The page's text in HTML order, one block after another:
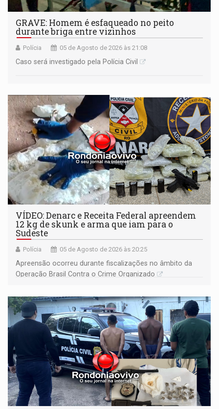
GRAVE: Homem é esfaqueado no peito
durante briga entre vizinhos
Polícia 05 de Agosto de 2026 às 21:08
Caso será investigado pela Polícia Civil
VÍDEO: Denarc e Receita Federal apreendem
12 kg de skunk e arma que iam para o
Sudeste
Polícia 05 de Agosto de 2026 às 20:25
Apreensão ocorreu durante fiscalizações no âmbito da
Operação Brasil Contra o Crime Organizado